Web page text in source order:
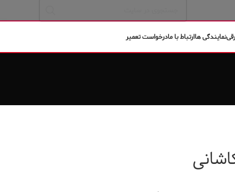
نمایندگی هاارتباط با مادرخواست تعمیر